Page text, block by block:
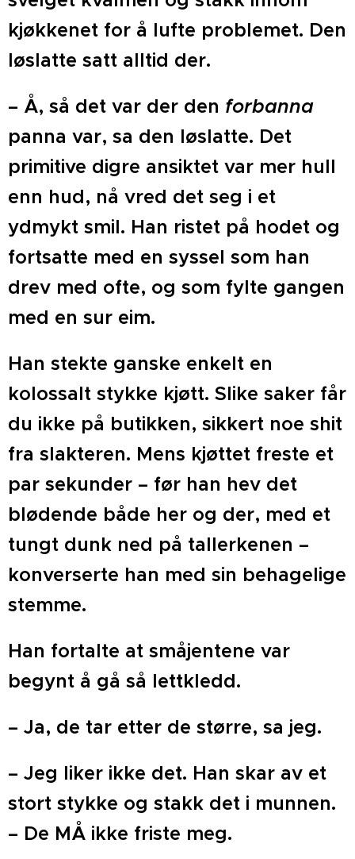
kjøkkenet for å lufte problemet. Den
løslatte satt alltid der.
– Å, så det var der den forbanna
panna var, sa den løslatte. Det
primitive digre ansiktet var mer hull
enn hud, nå vred det seg i et
ydmykt smil. Han ristet på hodet og
fortsatte med en syssel som han
drev med ofte, og som fylte gangen
med en sur eim.
Han stekte ganske enkelt en
kolossalt stykke kjøtt. Slike saker får
du ikke på butikken, sikkert noe shit
fra slakteren. Mens kjøttet freste et
par sekunder – før han hev det
blødende både her og der, med et
tungt dunk ned på tallerkenen –
konverserte han med sin behagelige
stemme.
Han fortalte at småjentene var
begynt å gå så lettkledd.
– Ja, de tar etter de større, sa jeg.
– Jeg liker ikke det. Han skar av et
stort stykke og stakk det i munnen.
– De MÅ ikke friste meg.